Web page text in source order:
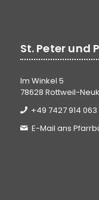
St. Peter und
Im Winkel 5
78628 Rottweil-
+49 7427 914 063
E-Mail ans